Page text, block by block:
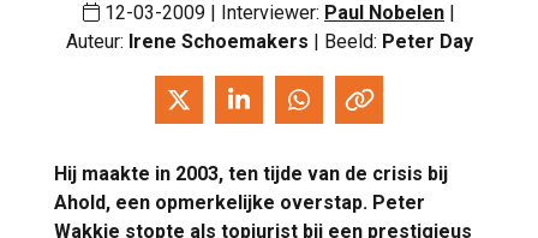
12-03-2009 | Interviewer: Paul Nobelen |
Auteur: Irene Schoemakers | Beeld: Peter Day
Hij maakte in 2003, ten tijde van de crisis bij
Ahold, een opmerkelijke overstap. Peter
Wakkie stopte als topjurist bij een prestigieus